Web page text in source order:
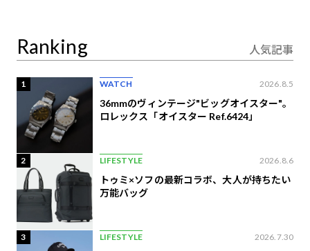
Ranking 人気記事
1 WATCH 2026.8.5
36mmのヴィンテージ"ビッグオイスター"。
ロレックス「オイスター Ref.6424」
2 LIFESTYLE 2026.8.6
トゥミ×ソフの最新コラボ、大人が持ちたい
万能バッグ
3 LIFESTYLE 2026.7.30